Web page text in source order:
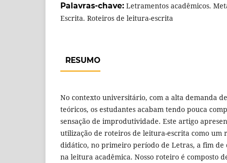
Palavras-chave: Letramentos acadêmicos.
Escrita. Roteiros de leitura-escrita
RESUMO
No contexto universitário, com a alta demanda
teóricos, os estudantes acabam tendo pouca
sensação de improdutividade. Este artigo
utilização de roteiros de leitura-escrita como um
didático, no primeiro período de Letras, a fim de
na leitura acadêmica. Nosso roteiro é composto